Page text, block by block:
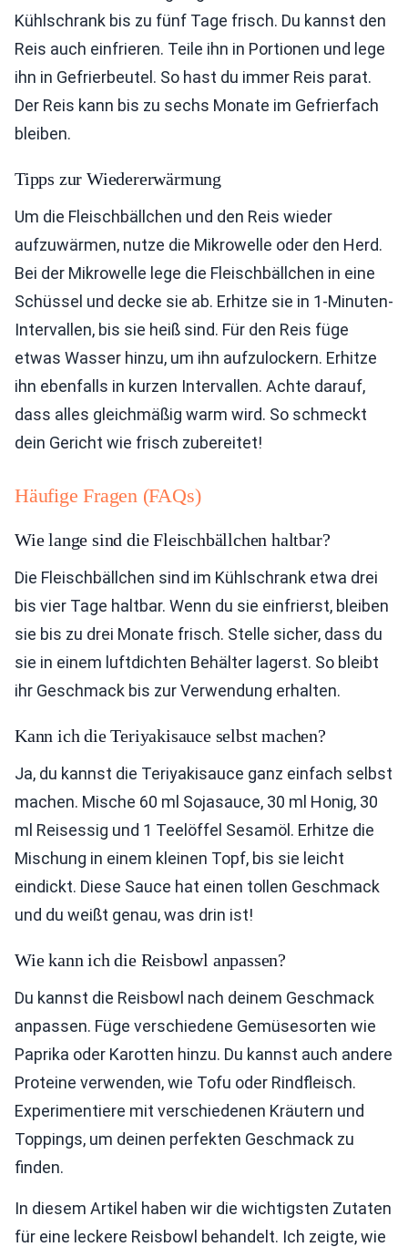
Kühlschrank bis zu fünf Tage frisch. Du kannst den
Reis auch einfrieren. Teile ihn in Portionen und lege
ihn in Gefrierbeutel. So hast du immer Reis parat.
Der Reis kann bis zu sechs Monate im Gefrierfach
bleiben.
Tipps zur Wiedererwärmung
Um die Fleischbällchen und den Reis wieder
aufzuwärmen, nutze die Mikrowelle oder den Herd.
Bei der Mikrowelle lege die Fleischbällchen in eine
Schüssel und decke sie ab. Erhitze sie in 1-Minuten-
Intervallen, bis sie heiß sind. Für den Reis füge
etwas Wasser hinzu, um ihn aufzulockern. Erhitze
ihn ebenfalls in kurzen Intervallen. Achte darauf,
dass alles gleichmäßig warm wird. So schmeckt
dein Gericht wie frisch zubereitet!
Häufige Fragen (FAQs)
Wie lange sind die Fleischbällchen haltbar?
Die Fleischbällchen sind im Kühlschrank etwa drei
bis vier Tage haltbar. Wenn du sie einfrierst, bleiben
sie bis zu drei Monate frisch. Stelle sicher, dass du
sie in einem luftdichten Behälter lagerst. So bleibt
ihr Geschmack bis zur Verwendung erhalten.
Kann ich die Teriyakisauce selbst machen?
Ja, du kannst die Teriyakisauce ganz einfach selbst
machen. Mische 60 ml Sojasauce, 30 ml Honig, 30
ml Reisessig und 1 Teelöffel Sesamöl. Erhitze die
Mischung in einem kleinen Topf, bis sie leicht
eindickt. Diese Sauce hat einen tollen Geschmack
und du weißt genau, was drin ist!
Wie kann ich die Reisbowl anpassen?
Du kannst die Reisbowl nach deinem Geschmack
anpassen. Füge verschiedene Gemüsesorten wie
Paprika oder Karotten hinzu. Du kannst auch andere
Proteine verwenden, wie Tofu oder Rindfleisch.
Experimentiere mit verschiedenen Kräutern und
Toppings, um deinen perfekten Geschmack zu
finden.
In diesem Artikel haben wir die wichtigsten Zutaten
für eine leckere Reisbowl behandelt. Ich zeigte, wie